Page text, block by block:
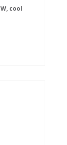
cool